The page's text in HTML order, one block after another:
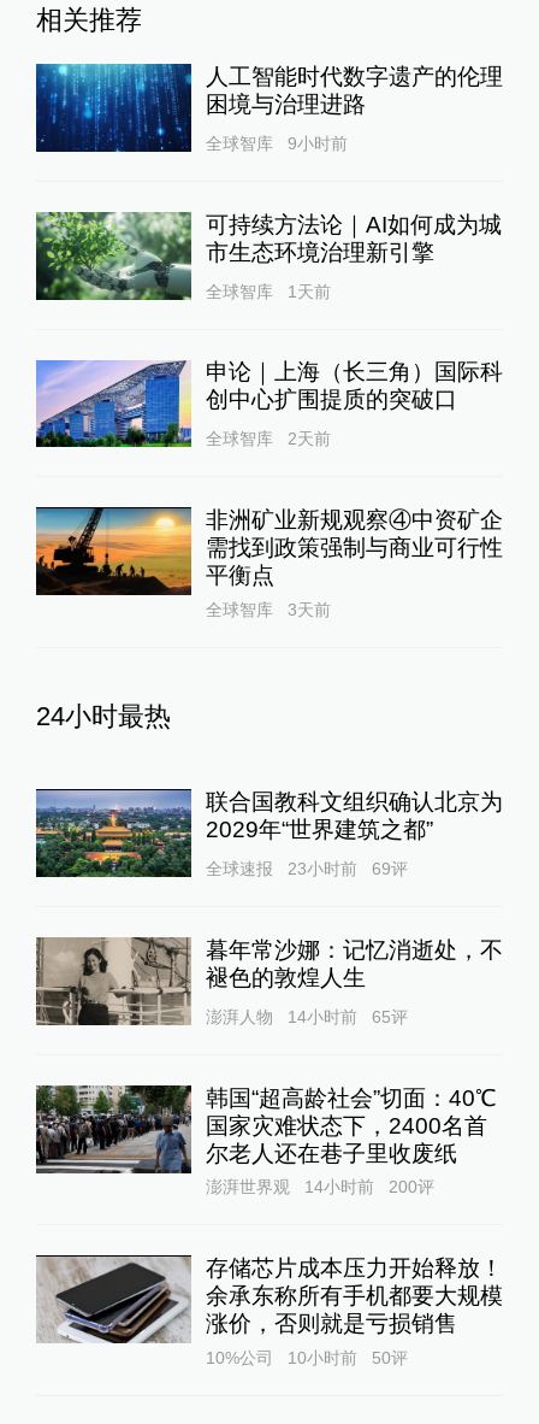
相关推荐
人工智能时代数字遗产的伦理
困境与治理进路
全球智库 9小时前
可持续方法论｜AI如何成为城
市生态环境治理新引擎
全球智库 1天前
申论｜上海（长三角）国际科
创中心扩围提质的突破口
全球智库 2天前
非洲矿业新规观察④中资矿企
需找到政策强制与商业可行性
平衡点
全球智库 3天前
24小时最热
联合国教科文组织确认北京为
2029年“世界建筑之都”
全球速报 23小时前 69评
暮年常沙娜：记忆消逝处，不
褪色的敦煌人生
澎湃人物 14小时前 65评
韩国“超高龄社会”切面：40℃
国家灾难状态下，2400名首
尔老人还在巷子里收废纸
澎湃世界观 14小时前 200评
存储芯片成本压力开始释放！
余承东称所有手机都要大规模
涨价，否则就是亏损销售
10%公司 10小时前 50评